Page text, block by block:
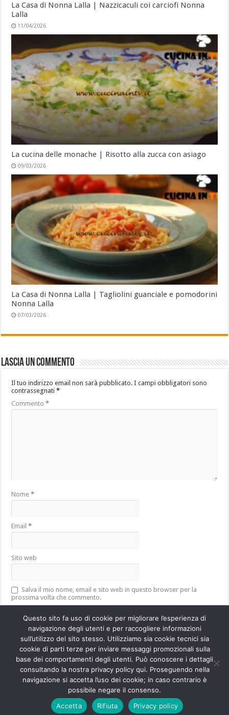
La Casa di Nonna Lalla | Nazzicaculi coi carciofi Nonna
Lalla
11/04/2026
La cucina delle monache | Risotto alla zucca con asiago
09/03/2026
La Casa di Nonna Lalla | Tagliolini guanciale e pomodorini
Nonna Lalla
07/03/2026
Lascia un commento
Il tuo indirizzo email non sarà pubblicato. I campi obbligatori sono
contrassegnati*
Commento*
Nome*
Email*
Sito web
Salva il mio nome, email e sito web in questo browser per la
prossima volta che commento.
Questo sito utilizza Akismet per ridurre lo spam. Scopri come vengono
elaborati i dati derivati dai commenti.
Powered byWordPress| Designed byTieLabs
© Copyright 2026, All Rights Reserved.
Questo sito fa uso di cookie per migliorare l’esperienza di
navigazione degli utenti e per raccogliere informazioni
sull’utilizzo del sito stesso. Utilizziamo sia cookie tecnici sia
cookie di parti terze per inviare messaggi promozionali sulla
base dei comportamenti degli utenti. Può conoscere i dettagli
consultando la nostra privacy policy qui. Proseguendo nella
navigazione si accetta l’uso dei cookie; in caso contrario è
possibile negare il consenso.
Accetta
Rifiuta Privacy policy